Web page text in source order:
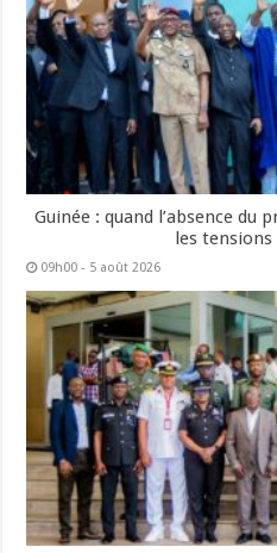
Guinée : quand l’absence du
les
09h00 - 5 août 2026